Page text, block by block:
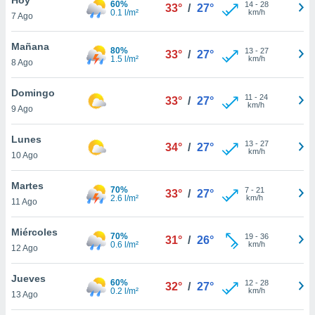
en
más
nuestra
de
cookies
aceptar
7 Ago
60%
0.1 l/m²
33° / 27° 14- 28
km/h
Mañana
8 Ago
80%
1.5 l/m²
33° / 27° 13- 27
km/h
Domingo
9 Ago
33° / 27° 11 - 24
km/h
Lunes
10 Ago
34° / 27° 13- 27
km/h
Martes
11 Ago
70%
2.6 l/m²
33° / 27° 7- 21
km/h
Miércoles
12 Ago
70%
0.6 l/m²
31° / 26° 19- 36
km/h
Jueves
13 Ago
60%
0.2 l/m²
32° / 27° 12- 28
km/h